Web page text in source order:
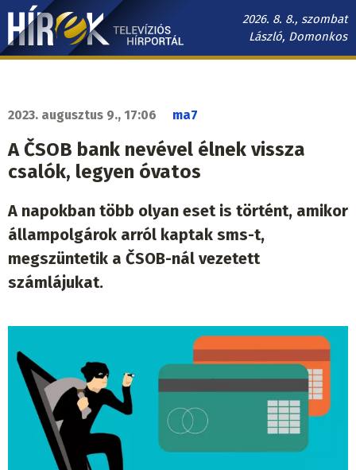
Ugrás
tartalomra
2026. 8. 8., szombat
László, Domonkos
Hírek.sk
2023. augusztus 9., 17:06 ma7
A ČSOB bank nevével élnek vissza
csalók, legyen óvatos
A napokban több olyan eset is történt, amikor
állampolgárok arról kaptak sms-t,
megszüntetik a ČSOB-nál vezetett
számlájukat.